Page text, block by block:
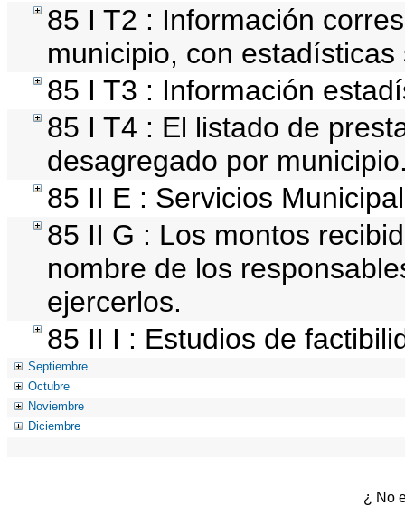
85 I T2 : Información
municipio, con
85 I T3 : Información
85 I T4 : El listado de
desagregado por
85 II E : Servicios
85 II G : Los montos
nombre de los
ejercerlos.
85 II I : Estudios de
Septiembre
Octubre
Noviembre
Diciembre
¿ No